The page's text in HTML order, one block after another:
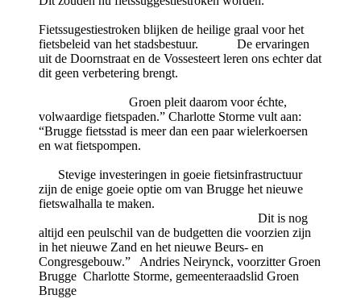
Fietssugestiestroken blijken de heilige graal voor het
fietsbeleid van het stadsbestuur. De ervaringen
uit de Doornstraat en de Vossesteert leren ons echter dat
dit geen verbetering brengt.
Groen pleit daarom voor échte,
volwaardige fietspaden.” Charlotte Storme vult aan:
“Brugge fietsstad is meer dan een paar wielerkoersen
en wat fietspompen.
Stevige investeringen in goeie fietsinfrastructuur
zijn de enige goeie optie om van Brugge het nieuwe
fietswalhalla te maken.
Dit is nog
altijd een peulschil van de budgetten die voorzien zijn
in het nieuwe Zand en het nieuwe Beurs- en
Congresgebouw.” Andries Neirynck, voorzitter Groen
Brugge Charlotte Storme, gemeenteraadslid Groen
Brugge